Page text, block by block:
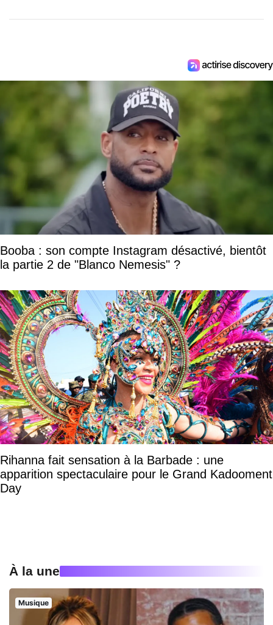
Booba : son compte Instagram désactivé, bientôt
la partie 2 de "Blanco Nemesis" ?
Rihanna fait sensation à la Barbade : une
apparition spectaculaire pour le Grand Kadooment
Day
À la une
Musique